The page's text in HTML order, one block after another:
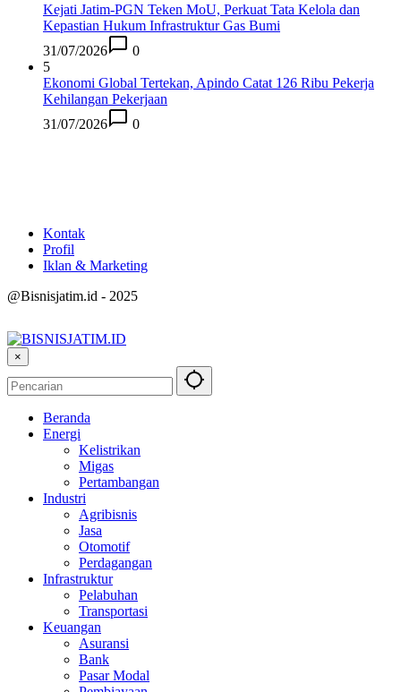
Kejati Jatim-PGN Teken MoU, Perkuat Tata Kelola dan
Kepastian Hukum Infrastruktur Gas Bumi
31/07/2026
0
5
Ekonomi Global Tertekan, Apindo Catat 126 Ribu Pekerja
Kehilangan Pekerjaan
31/07/2026
0
Kontak
Profil
Iklan & Marketing
@Bisnisjatim.id - 2025
×
Beranda
Energi
Kelistrikan
Migas
Pertambangan
Industri
Agribisnis
Jasa
Otomotif
Perdagangan
Infrastruktur
Pelabuhan
Transportasi
Keuangan
Asuransi
Bank
Pasar Modal